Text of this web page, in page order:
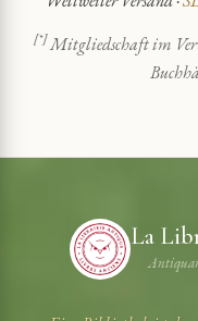
[*]Mitgliedschaft im
La